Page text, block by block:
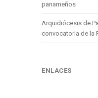
panameños
Arquidiócesis de
convocatoria de la
ENLACES